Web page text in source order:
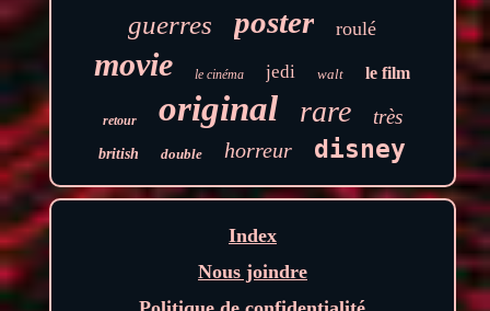
guerres poster roulé
movie le cinéma jedi walt le film
retour original rare très
british double horreur disney
Index
Nous joindre